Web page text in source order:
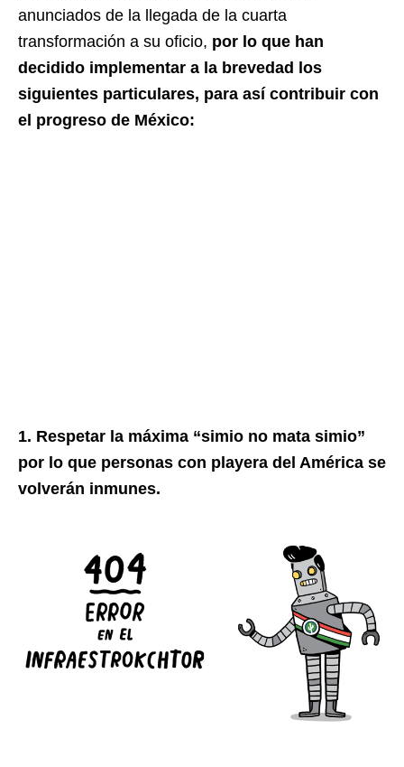
anunciados de la llegada de la cuarta
transformación a su oficio, por lo que han
decidido implementar a la brevedad los
siguientes particulares, para así contribuir con
el progreso de México:
1. Respetar la máxima “simio no mata simio”
por lo que personas con playera del América se
volverán inmunes.